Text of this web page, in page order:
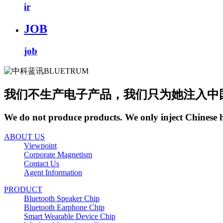
ir
JOB
job
我们不生产电子产品，我们只为她注入中
We do not produce products. We only inject Chinese
ABOUT US
Viewpoint
Corporate Magnetism
Contact Us
Agent Information
PRODUCT
Bluetooth Speaker Chip
Bluetooth Earphone Chip
Smart Wearable Device Chip